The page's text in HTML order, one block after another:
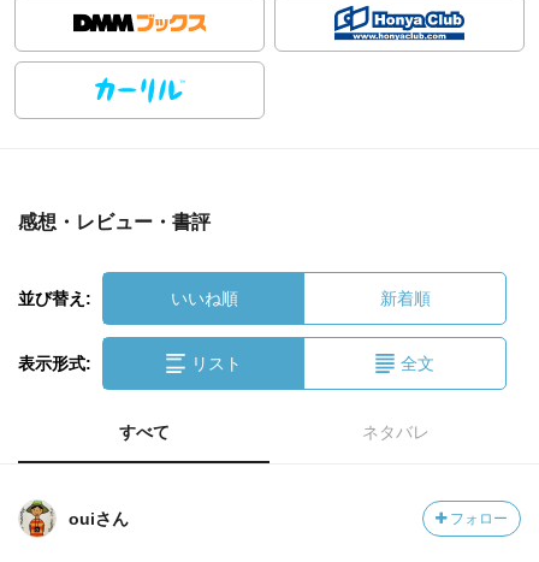
感想・レビュー・書評
並び替え: いいね順 新着順
表示形式: リスト 全文
すべて ネタバレ
ouiさん フォロー